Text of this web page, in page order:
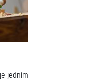
je jedním